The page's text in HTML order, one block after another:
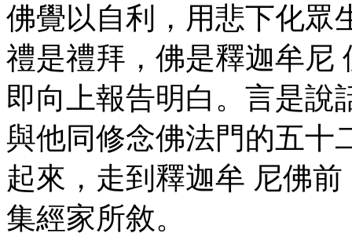
佛覺以自利，用悲下化眾
禮是禮拜，佛是釋迦牟尼
即向上報告明白。言是說
與他同修念佛法門的五十
起來，走到釋迦牟 尼佛
集經家所敘。